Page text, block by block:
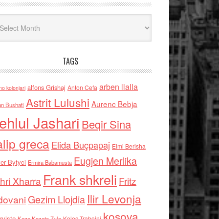
TAGS
kolonjari alfons Grishaj Anton Cefa arben llalla
Bushati Astrit Lulushi Aurenc Bebja
Jashari Beqir Sina
grecaElida Buçpapaj Elmi Berisha
Bytyci Ermira Babamusta Eugjen Merlika
Xharra Frank shkreli Fritz
Gezim Llojdia Ilir Levonja